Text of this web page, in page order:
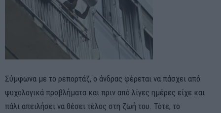
Σύμφωνα με το ρεπορτάζ, ο άνδρας φέρεται να πάσχει από
ψυχολογικά προβλήματα και πριν από λίγες ημέρες είχε και
πάλι απειλήσει να θέσει τέλος στη ζωή του. Τότε, το